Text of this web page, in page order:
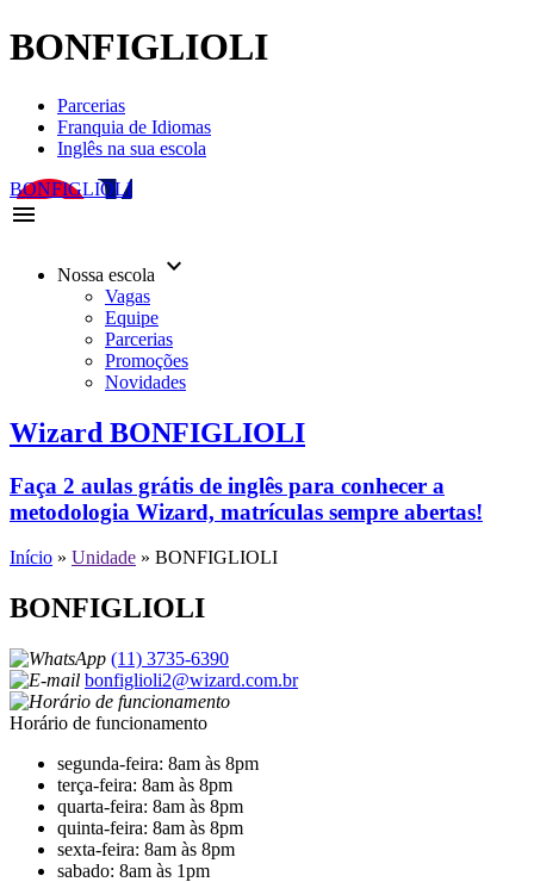
BONFIGLIOLI
Parcerias
Franquia de Idiomas
Inglês na sua escola
BONFIGLIOLI
menu
Nossa escola keyboard_arrow_down
Vagas
Equipe
Parcerias
Promoções
Novidades
Wizard BONFIGLIOLI
Faça 2 aulas grátis de inglês para conhecer a
metodologia Wizard, matrículas sempre abertas!
Início » Unidade » BONFIGLIOLI
BONFIGLIOLI
(11) 3735-6390
bonfiglioli2@wizard.com.br
Horário de funcionamento
segunda-feira: 8am às 8pm
terça-feira: 8am às 8pm
quarta-feira: 8am às 8pm
quinta-feira: 8am às 8pm
sexta-feira: 8am às 8pm
sabado: 8am às 1pm